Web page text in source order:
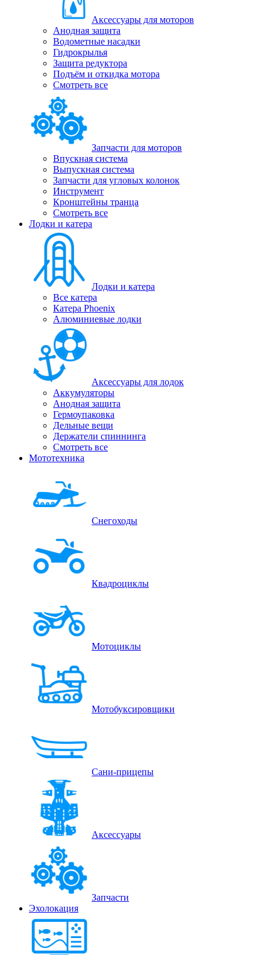
Аксессуары для моторов
Анодная защита
Водометные насадки
Гидрокрылья
Защита редуктора
Подъём и откидка мотора
Смотреть все
Запчасти для моторов
Впускная система
Выпускная система
Запчасти для угловых колонок
Инструмент
Кронштейны транца
Смотреть все
Лодки и катера
Лодки и катера
Все катера
Катера Phoenix
Алюминиевые лодки
Аксессуары для лодок
Аккумуляторы
Анодная защита
Гермоупаковка
Дельные вещи
Держатели спиннинга
Смотреть все
Мототехника
Снегоходы
Квадроциклы
Мотоциклы
Мотобуксировщики
Сани-прицепы
Аксессуары
Запчасти
Эхолокация